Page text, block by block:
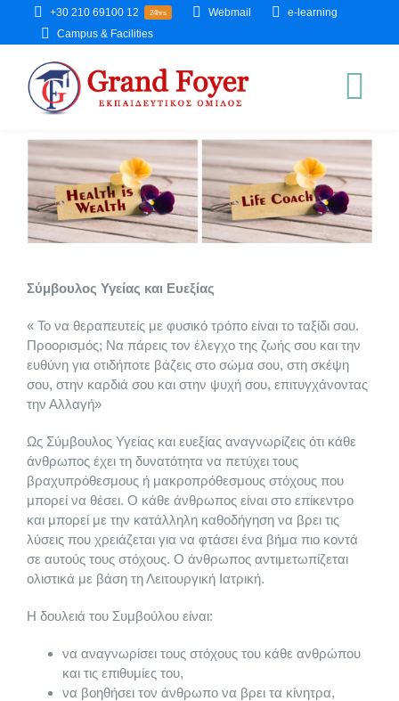
content
+30 210 69100 12 24hrs Webmail
e-learning
Campus & Facilities
Αρχική
Η Σχολή
Νέα
Σεμινάρια 2025 – 2026
Γνώμες σπουδαστών
Gallery
Συνταγές
Tομέας Γαστρονομίας
Tομέας Τουριστικών
Τομέας Αθλητισμού και Πολιτισμού
Τομέας Διοίκησης και Οικονομίας
Τομέας Ένδυσης και Υπόδησης
Τομέας Επαγγελμάτων Επικοινωνίας και Μέσων Μαζικής
Τομέας Ομορφιάς και Aισθητικής
Πανεπιστήμια
Παν/μιο Νεάπολις Πάφος
University of Limassol
Πιστοποίηση LRN
Vegan Academy
Καλωσόρισμα στην Vegan Academy
Εισηγητές Vegan Academy
Vegan Τομέας Επισιτισμού
Vegan Μαγειρική
Vegan Ζαχαροπλαστική
Vegan Τομέας Ομορφιάς
Vegan Nail Art
Vegan Τομέας Τουρισμού
Διά Βίου Μάθησης
Cooking Classes in Athens
Εισηγητές Δια Βίου Μάθησης
Τομέας Τουρισμού & Επισιτισμού
Μαθήματα Μαγειρικής
Τομέας Ολιστικών Επιστημών
Admissions
Σύμβουλος Υγείας και Ευεξίας
« Το να θεραπευτείς με φυσικό τρόπο είναι το ταξίδι σου.
Προορισμός; Να πάρεις τον έλεγχο της ζωής σου και την
ευθύνη για οτιδήποτε βάζεις στο σώμα σου, στη σκέψη
σου, στην καρδιά σου και στην ψυχή σου, επιτυγχάνοντας
την Αλλαγή»
Ως Σύμβουλος Υγείας και ευεξίας αναγνωρίζεις ότι κάθε
άνθρωπος έχει τη δυνατότητα να πετύχει τους
βραχυπρόθεσμους ή μακροπρόθεσμους στόχους που
μπορεί να θέσει. Ο κάθε άνθρωπος είναι στο επίκεντρο
και μπορεί με την κατάλληλη καθοδήγηση να βρει τις
λύσεις που χρειάζεται για να φτάσει ένα βήμα πιο κοντά
σε αυτούς τους στόχους. Ο άνθρωπος αντιμετωπίζεται
ολιστικά με βάση τη Λειτουργική Ιατρική.
Η δουλειά του Συμβούλου είναι:
να αναγνωρίσει τους στόχους του κάθε ανθρώπου
και τις επιθυμίες του,
να βοηθήσει τον άνθρωπο να βρει τα κίνητρα,